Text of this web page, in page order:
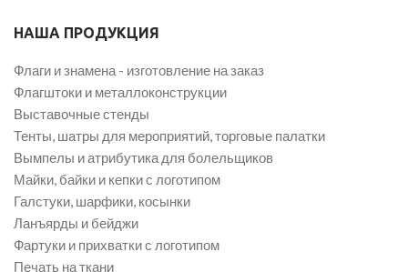
НАША ПРОДУКЦИЯ
Флаги и знамена - изготовление на заказ
Флагштоки и металлоконструкции
Выставочные стенды
Тенты, шатры для мероприятий, торговые палатки
Вымпелы и атрибутика для болельщиков
Майки, байки и кепки с логотипом
Галстуки, шарфики, косынки
Ланъярды и бейджи
Фартуки и прихватки с логотипом
Печать на ткани